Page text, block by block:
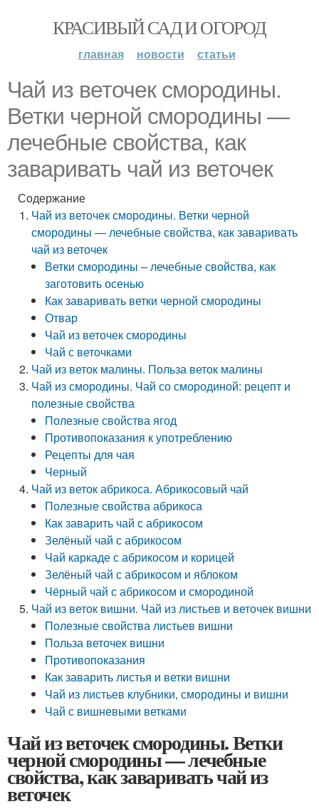
КРАСИВЫЙ САД И ОГОРОД
главная новости статьи
Чай из веточек смородины.
Ветки черной смородины —
лечебные свойства, как
заваривать чай из веточек
Содержание
Чай из веточек смородины. Ветки черной
смородины — лечебные свойства, как заваривать
чай из веточек
Ветки смородины – лечебные свойства, как
заготовить осенью
Как заваривать ветки черной смородины
Отвар
Чай из веточек смородины
Чай с веточками
Чай из веток малины. Польза веток малины
Чай из смородины. Чай со смородиной: рецепт и
полезные свойства
Полезные свойства ягод
Противопоказания к употреблению
Рецепты для чая
Черный
Чай из веток абрикоса. Абрикосовый чай
Полезные свойства абрикоса
Как заварить чай с абрикосом
Зелёный чай с абрикосом
Чай каркаде с абрикосом и корицей
Зелёный чай с абрикосом и яблоком
Чёрный чай с абрикосом и смородиной
Чай из веток вишни. Чай из листьев и веточек вишни
Полезные свойства листьев вишни
Польза веточек вишни
Противопоказания
Как заварить листья и ветки вишни
Чай из листьев клубники, смородины и вишни
Чай с вишневыми ветками
Чай из веточек смородины. Ветки
черной смородины — лечебные
свойства, как заваривать чай из
веточек